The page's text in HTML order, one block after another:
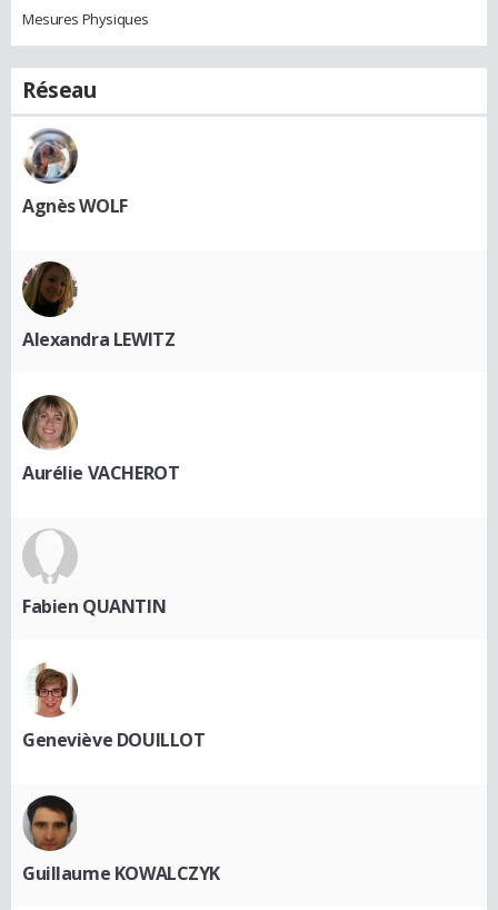
Mesures Physiques
Réseau
Agnès WOLF
Alexandra LEWITZ
Aurélie VACHEROT
Fabien QUANTIN
Geneviève DOUILLOT
Guillaume KOWALCZYK